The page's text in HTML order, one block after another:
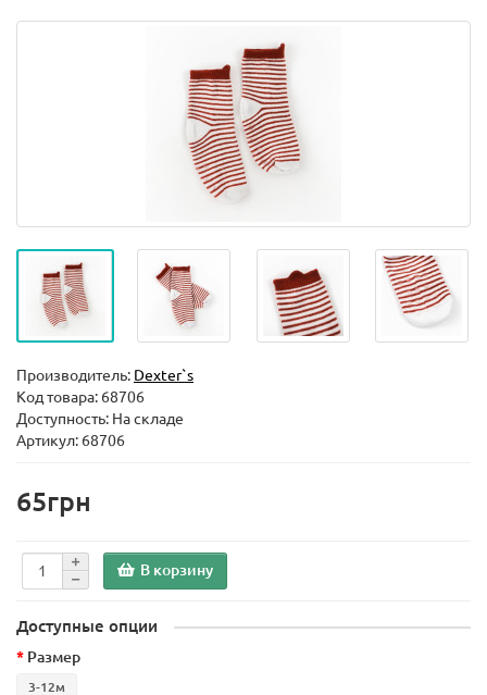
Производитель: Dexter`s
Код товара: 68706
Доступность: На складе
Артикул: 68706
65грн
В корзину
Доступные опции
Размер
3-12м